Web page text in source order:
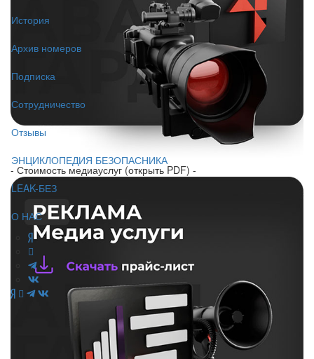
История
Архив номеров
Подписка
Сотрудничество
Отзывы
ЭНЦИКЛОПЕДИЯ БЕЗОПАСНИКА
LEAK-БЕЗ
О НАС
- Стоимость медиауслуг (открыть PDF) -